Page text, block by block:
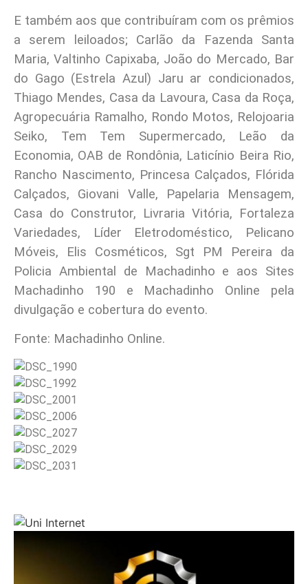
E também aos que contribuíram com os prêmios
a serem leiloados; Carlão da Fazenda Santa
Maria, Valtinho Capixaba, João do Mercado, Bar
do Gago (Estrela Azul) Jaru ar condicionados,
Thiago Mendes, Casa da Lavoura, Casa da Roça,
Agropecuária Ramalho, Rondo Motos, Relojoaria
Seiko, Tem Tem Supermercado, Leão da
Economia, OAB de Rondônia, Laticínio Beira Rio,
Rancho Nascimento, Princesa Calçados, Flórida
Calçados, Giovani Valle, Papelaria Mensagem,
Casa do Construtor, Livraria Vitória, Fortaleza
Variedades, Líder Eletrodoméstico, Pelicano
Móveis, Elis Cosméticos, Sgt PM Pereira da
Policia Ambiental de Machadinho e aos Sites
Machadinho 190 e Machadinho Online pela
divulgação e cobertura do evento.
Fonte: Machadinho Online.